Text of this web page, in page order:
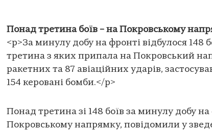
Понад третина боїв – на Покровському
<p>За минулу добу на фронті відбулося 148
третина з яких припала на Покровський
ракетних та 87 авіаційних ударів,
154 керовані бомби.</p>
Понад третина зі 148 боїв за минулу добу на
Покровському напрямку, повідомили у